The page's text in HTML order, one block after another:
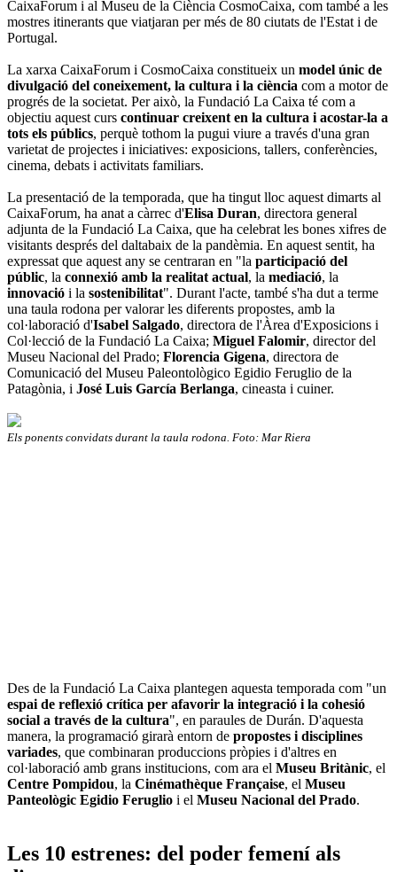
CaixaForum i al Museu de la Ciència CosmoCaixa, com també a les
mostres itinerants que viatjaran per més de 80 ciutats de l'Estat i de
Portugal.
La xarxa CaixaForum i CosmoCaixa constitueix un model únic de
divulgació del coneixement, la cultura i la ciència com a motor de
progrés de la societat. Per això, la Fundació La Caixa té com a
objectiu aquest curs continuar creixent en la cultura i acostar-la a
tots els públics, perquè tothom la pugui viure a través d'una gran
varietat de projectes i iniciatives: exposicions, tallers, conferències,
cinema, debats i activitats familiars.
La presentació de la temporada, que ha tingut lloc aquest dimarts al
CaixaForum, ha anat a càrrec d'Elisa Duran, directora general
adjunta de la Fundació La Caixa, que ha celebrat les bones xifres de
visitants després del daltabaix de la pandèmia. En aquest sentit, ha
expressat que aquest any se centraran en "la participació del
públic, la connexió amb la realitat actual, la mediació, la
innovació i la sostenibilitat". Durant l'acte, també s'ha dut a terme
una taula rodona per valorar les diferents propostes, amb la
col·laboració d'Isabel Salgado, directora de l'Àrea d'Exposicions i
Col·lecció de la Fundació La Caixa; Miguel Falomir, director del
Museu Nacional del Prado; Florencia Gigena, directora de
Comunicació del Museu Paleontològico Egidio Feruglio de la
Patagònia, i José Luis García Berlanga, cineasta i cuiner.
Els ponents convidats durant la taula rodona. Foto: Mar Riera
Des de la Fundació La Caixa plantegen aquesta temporada com "un
espai de reflexió crítica per afavorir la integració i la cohesió
social a través de la cultura", en paraules de Durán. D'aquesta
manera, la programació girarà entorn de propostes i disciplines
variades, que combinaran produccions pròpies i d'altres en
col·laboració amb grans institucions, com ara el Museu Britànic, el
Centre Pompidou, la Cinémathèque Française, el Museu
Panteològic Egidio Feruglio i el Museu Nacional del Prado.
Les 10 estrenes: del poder femení als